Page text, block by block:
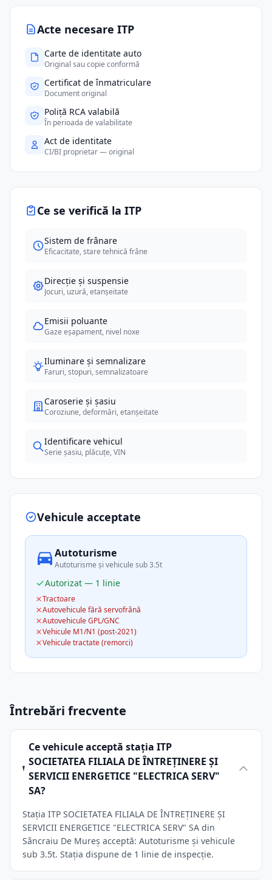
Acte necesare ITP
Carte de identitate auto
Original sau copie conformă
Certificat de înmatriculare
Document original
Poliță RCA valabilă
În perioada de valabilitate
Act de identitate
CI/BI proprietar — original
Ce se verifică la ITP
Sistem de frânare
Eficacitate, stare tehnică frâne
Direcție și suspensie
Jocuri, uzură, etanșeitate
Emisii poluante
Gaze eșapament, nivel noxe
Iluminare și semnalizare
Faruri, stopuri, semnalizatoare
Caroserie și șasiu
Coroziune, deformări, etanșeitate
Identificare vehicul
Serie șasiu, plăcuțe, VIN
Vehicule acceptate
Autoturisme
Autoturisme și vehicule sub 3.5t
Autorizat — 1 linie
Tractoare
Autovehicule fără servofrână
Autovehicule GPL/GNC
Vehicule M1/N1 (post-2021)
Vehicule tractate (remorci)
Întrebări frecvente
Ce vehicule acceptă stația ITP
SOCIETATEA FILIALA DE ÎNTREŢINERE ŞI
SERVICII ENERGETICE "ELECTRICA SERV"
SA?
Stația ITP SOCIETATEA FILIALA DE ÎNTREŢINERE ŞI
SERVICII ENERGETICE "ELECTRICA SERV" SA din
Sâncraiu De Mureș acceptă: Autoturisme și vehicule
sub 3.5t. Stația dispune de 1 linie de inspecție.